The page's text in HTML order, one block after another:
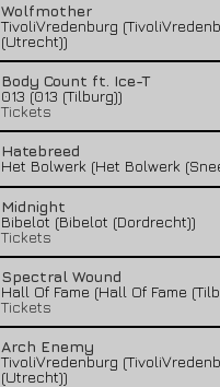
Wolfmother
TivoliVredenburg
(Utrecht))
Body Count ft. Ice-T
013 (013 (Tilburg))
Tickets
Hatebreed
Het Bolwerk (Het Bolwerk
Midnight
Bibelot (Bibelot (Dordrecht))
Tickets
Spectral Wound
Hall Of Fame (Hall Of Fame
Tickets
Arch Enemy
TivoliVredenburg
(Utrecht))